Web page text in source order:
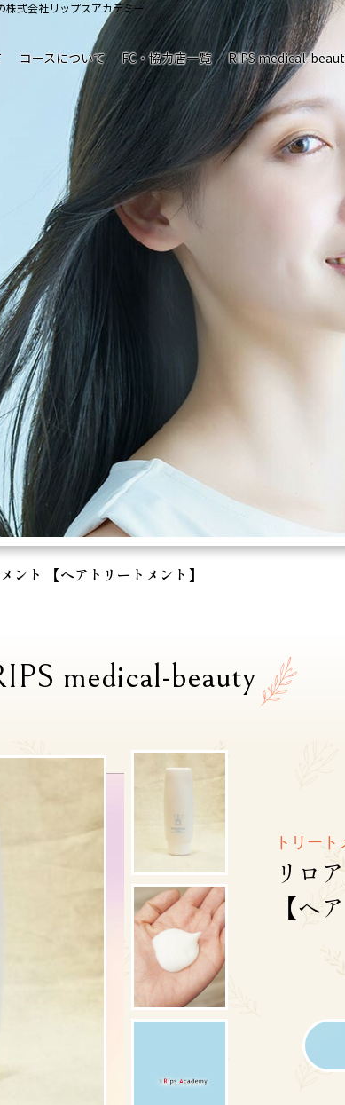
株式会社リップスアカデミー
コースについて FC・協力店一覧 RIPS medical-
ント 【ヘアトリートメント】
medical-beauty
トリート
リロ
【ヘ